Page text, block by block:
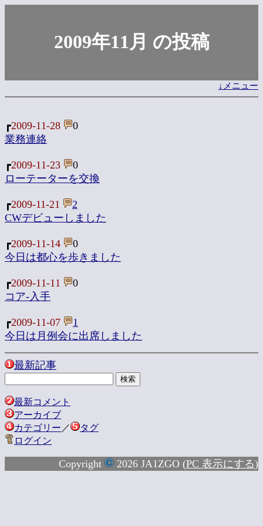
2009年11月 の投稿
↓メニュー
┏2009-11-28
0
業務連絡
┏2009-11-23
0
ローテーターを交換
┏2009-11-21
2
CWデビューしました
┏2009-11-14
0
今日は都心を歩きました
┏2009-11-11
0
コア-入手
┏2009-11-07
1
今日は月例会に出席しました
最新記事
最新コメント
アーカイブ
カテゴリー ／
タグ
ログイン
Copyright 2026 JA1ZGO (PC 表示にする)